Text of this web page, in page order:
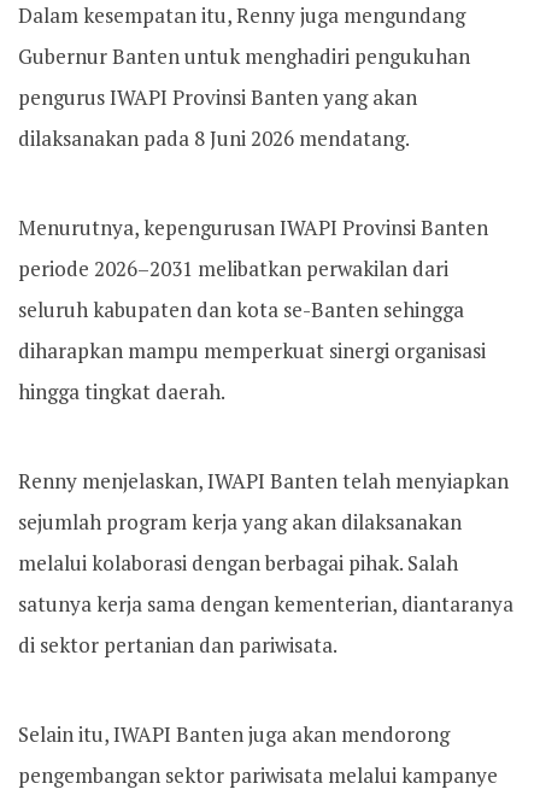
Dalam kesempatan itu, Renny juga mengundang
Gubernur Banten untuk menghadiri pengukuhan
pengurus IWAPI Provinsi Banten yang akan
dilaksanakan pada 8 Juni 2026 mendatang.
Menurutnya, kepengurusan IWAPI Provinsi Banten
periode 2026–2031 melibatkan perwakilan dari
seluruh kabupaten dan kota se-Banten sehingga
diharapkan mampu memperkuat sinergi organisasi
hingga tingkat daerah.
Renny menjelaskan, IWAPI Banten telah menyiapkan
sejumlah program kerja yang akan dilaksanakan
melalui kolaborasi dengan berbagai pihak. Salah
satunya kerja sama dengan kementerian, diantaranya
di sektor pertanian dan pariwisata.
Selain itu, IWAPI Banten juga akan mendorong
pengembangan sektor pariwisata melalui kampanye